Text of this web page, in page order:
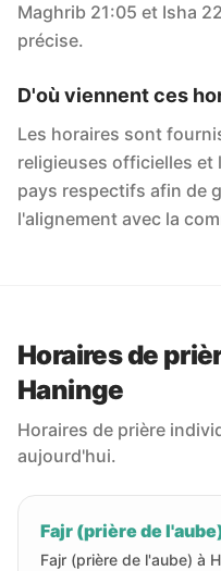
Maghrib 21:05 et Isha
précise.
D'où viennent ces
Les horaires sont
religieuses officielles et
pays respectifs afin de
l'alignement avec la
Horaires de
Haninge
Horaires de prière
aujourd'hui.
Fajr (prière de
Fajr (prière de l'aube) à